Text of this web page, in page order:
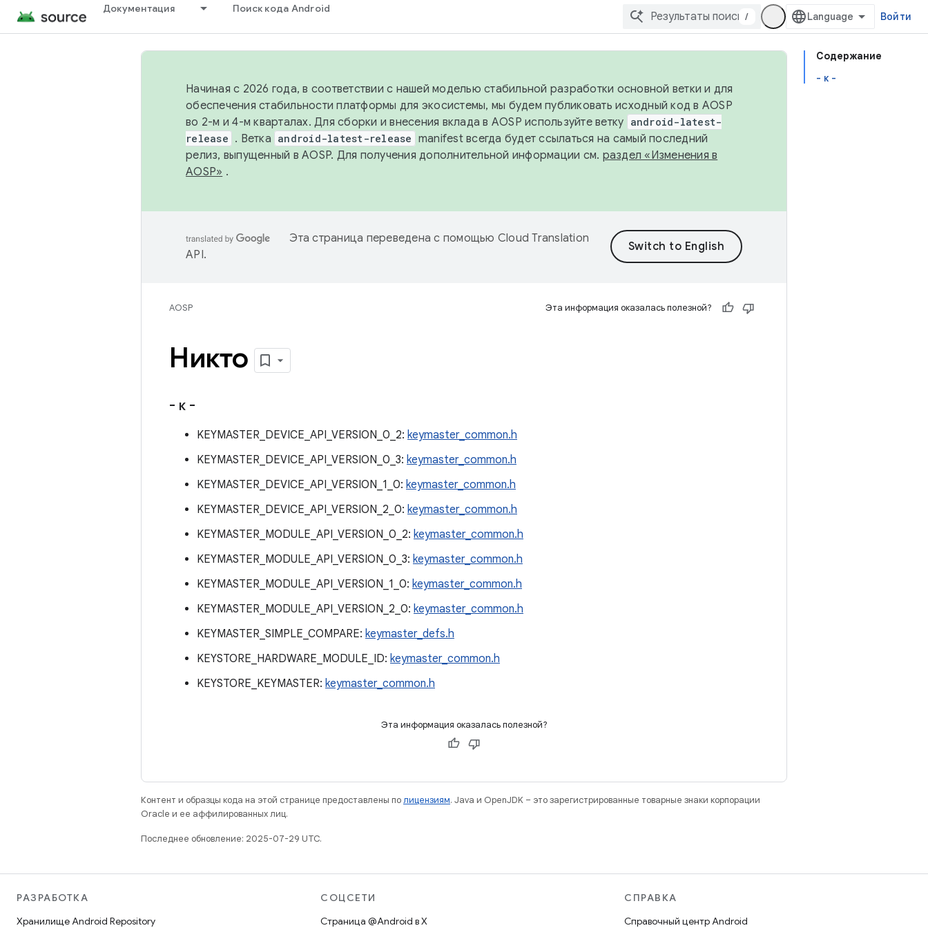
Документация Поиск кода Android
/ Войти
Содержание
- к -
Начиная с 2026 года, в соответствии с нашей моделью стабильной разработки основной ветки и для
обеспечения стабильности платформы для экосистемы, мы будем публиковать исходный код в AOSP
во 2-м и 4-м кварталах. Для сборки и внесения вклада в AOSP используйте ветку android-latest-
release . Ветка android-latest-release manifest всегда будет ссылаться на самый последний
релиз, выпущенный в AOSP. Для получения дополнительной информации см. раздел «Изменения в
AOSP» .
Эта страница переведена с помощью Cloud Translation
API.
AOSP Эта информация оказалась полезной?
Никто
- к -
KEYMASTER_DEVICE_API_VERSION_0_2: keymaster_common.h
KEYMASTER_DEVICE_API_VERSION_0_3: keymaster_common.h
KEYMASTER_DEVICE_API_VERSION_1_0: keymaster_common.h
KEYMASTER_DEVICE_API_VERSION_2_0: keymaster_common.h
KEYMASTER_MODULE_API_VERSION_0_2: keymaster_common.h
KEYMASTER_MODULE_API_VERSION_0_3: keymaster_common.h
KEYMASTER_MODULE_API_VERSION_1_0: keymaster_common.h
KEYMASTER_MODULE_API_VERSION_2_0: keymaster_common.h
KEYMASTER_SIMPLE_COMPARE: keymaster_defs.h
KEYSTORE_HARDWARE_MODULE_ID: keymaster_common.h
KEYSTORE_KEYMASTER: keymaster_common.h
Эта информация оказалась полезной?
Контент и образцы кода на этой странице предоставлены полицензиям. Java и OpenJDK – это зарегистрированные товарные знаки корпорации
Oracle и ее аффилированных лиц.
Последнее обновление: 2025-07-29 UTC.
РАЗРАБОТКА
Хранилище Android Repository
СОЦСЕТИ
Страница @Android в X
СПРАВКА
Справочный центр Android